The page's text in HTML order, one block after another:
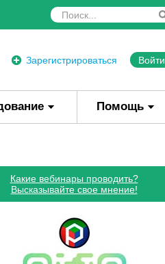
Зарегистрироваться Войти
Помощь
Какие вебинары проводить?
Высказывайте свое мнение!